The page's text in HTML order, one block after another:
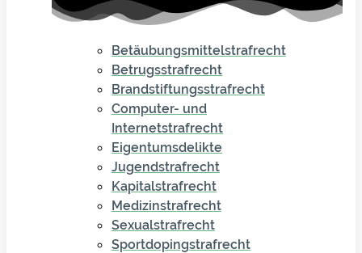
Betäubungsmittelstrafrecht
Betrugsstrafrecht
Brandstiftungsstrafrecht
Computer- und
Internetstrafrecht
Eigentumsdelikte
Jugendstrafrecht
Kapitalstrafrecht
Medizinstrafrecht
Sexualstrafrecht
Sportdopingstrafrecht